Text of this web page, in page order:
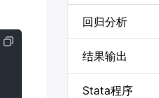
回归分析
结果输出
Stata程序